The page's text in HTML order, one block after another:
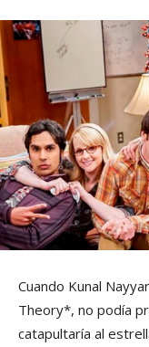
Cuando Kunal
Theory*, no podía
catapultaría al